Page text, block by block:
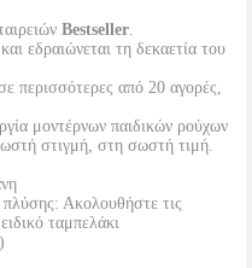
Bestseller.
εδραιώνεται τη δεκαετία του
περισσότερες από 20 αγορές,
μοντέρνων παιδικών ρούχων
στιγμή, στη σωστή τιμή.
Ακολουθήστε τις
ταμπελάκι